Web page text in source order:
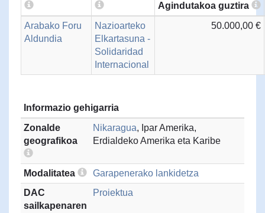
Agindutakoa guztira
Arabako Foru
Aldundia
Nazioarteko
Elkartasuna -
Solidaridad
Internacional
50.000,00 €
Informazio gehigarria
Zonalde
geografikoa
Nikaragua, Ipar Amerika,
Erdialdeko Amerika eta Karibe
Modalitatea
Garapenerako lankidetza
DAC
sailkapenaren
Proiektua